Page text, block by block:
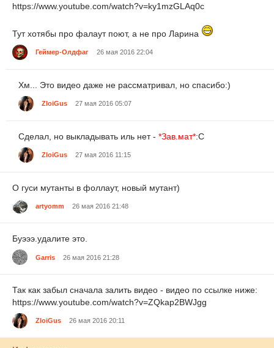
https://www.youtube.com/watch?v=ky1mzGLAq0c
Тут хотябы про фалаут поют, а не про Ларина
Геймер-Олдфаг 26 мая 2016 22:04
Хм... Это видео даже не рассматривал, но спасибо:)
ZloiGus 27 мая 2016 05:07
Сделал, но выкладывать иль нет - *Зав.мат*:C
ZloiGus 27 мая 2016 11:15
О гуси мутанты в фоллаут, новый мутант)
artyomm 26 мая 2016 21:48
Буэээ.удалите это.
Garris 26 мая 2016 21:28
Так как забыл сначала залить видео - видео по ссылке ниже:
https://www.youtube.com/watch?v=ZQkap2BWJgg
ZloiGus 26 мая 2016 20:11